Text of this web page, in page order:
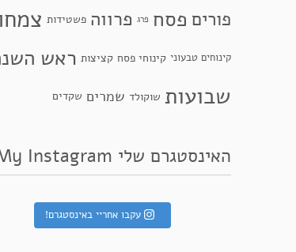
פורים פסח פרג פרווה פשטידות
קינוחים טבעוני קינוחי פסח קציצות ראש
שבועות שוקולד שמרים שקדים
האינסטגרם שלי My Instagram
עקבו אחריי באינסטגרם!